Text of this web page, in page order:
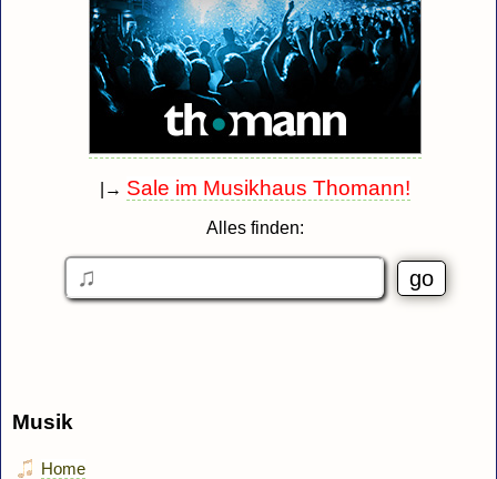
|→ Sale im Musikhaus Thomann!
Alles finden:
Musik
Home